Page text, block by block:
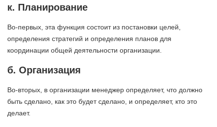
к. Планирование
Во-первых, эта функция состоит из постановки целей,
определения стратегий и определения планов для
координации общей деятельности организации.
б. Организация
Во-вторых, в организации менеджер определяет, что должно
быть сделано, как это будет сделано, и определяет, кто это
делает.